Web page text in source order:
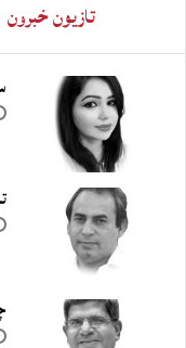
تازيون خبرون